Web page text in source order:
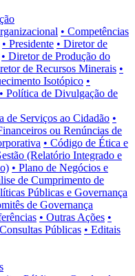
• Competências
• Presidente • Diretor de
• Diretor de Produção do
de Recursos Minerais •
Isotópico •
• Política de Divulgação de
de Serviços ao Cidadão •
ou Renúncias de
• Código de Ética e
(Relatório Integrado e
• Plano de Negócios e
de Cumprimento de
Públicas e Governança
de Governança
• Outras Ações •
Públicas • Editais